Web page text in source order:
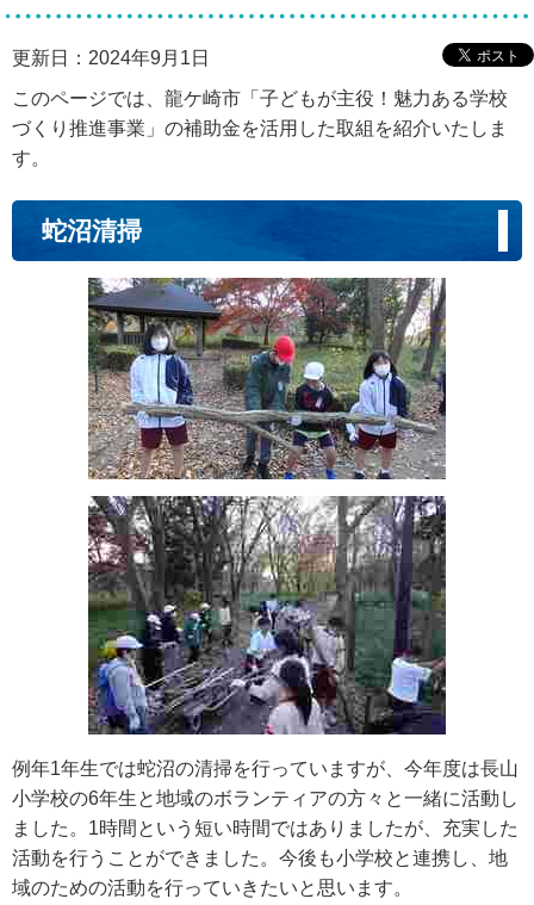
更新日：2024年9月1日
このページでは、龍ケ崎市「子どもが主役！魅力ある学校
づくり推進事業」の補助金を活用した取組を紹介いたしま
す。
蛇沼清掃
例年1年生では蛇沼の清掃を行っていますが、今年度は長山
小学校の6年生と地域のボランティアの方々と一緒に活動し
ました。1時間という短い時間ではありましたが、充実した
活動を行うことができました。今後も小学校と連携し、地
域のための活動を行っていきたいと思います。